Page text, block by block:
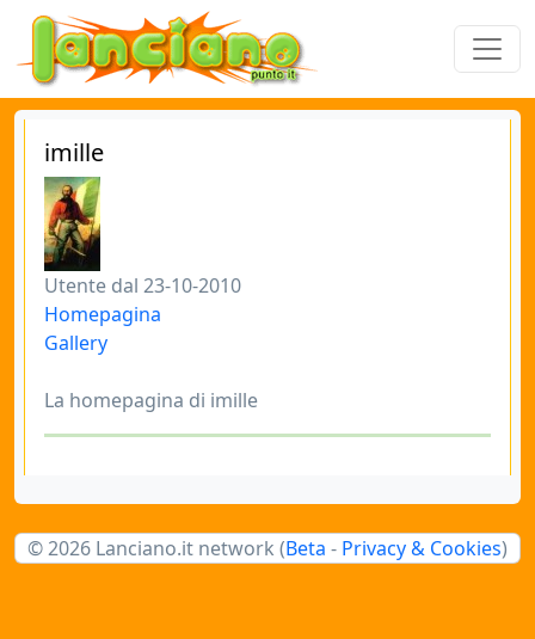
imille
Utente dal 23-10-2010
Homepagina
Gallery
La homepagina di imille
© 2026 Lanciano.it network (Beta - Privacy & Cookies)